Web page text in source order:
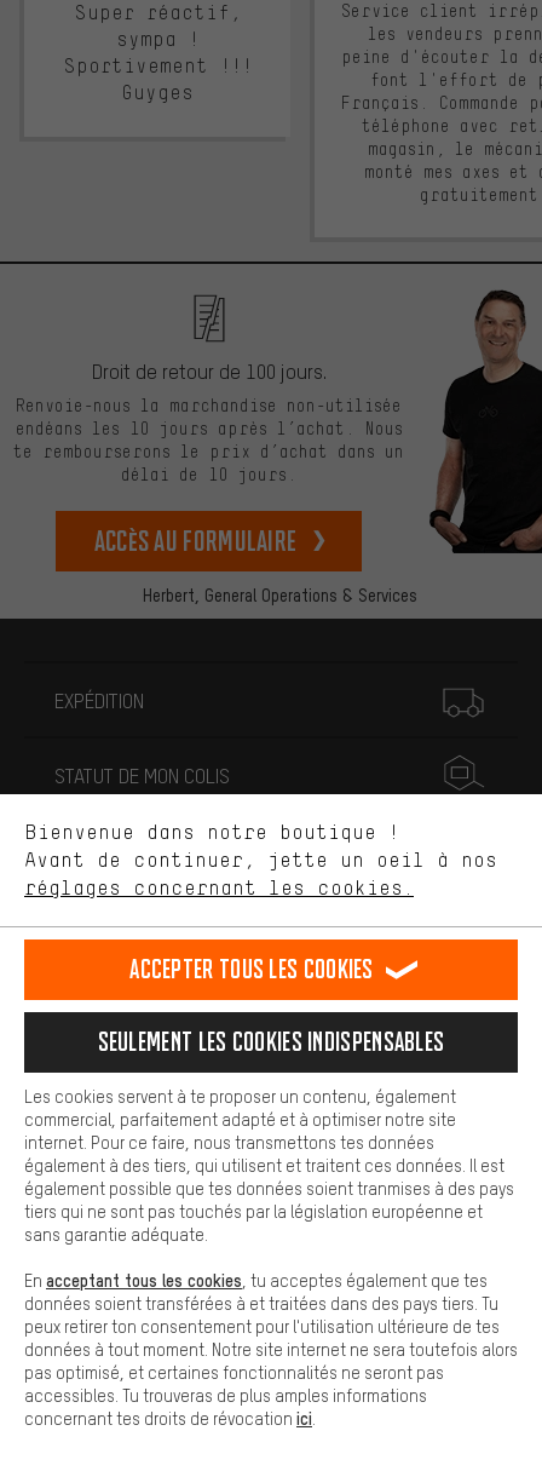
Super réactif,
sympa !
Sportivement !!!
Guyges
Service client
les vendeurs
peine d'écouter la
font l'effort de
Français. Commande
téléphone avec
magasin, le
monté mes axes et
Herbert, General Operations & Services
Droit de retour de 100 jours.
Renvoie-nous la marchandise non-utilisée
endéans les 10 jours après l’achat. Nous
te rembourserons le prix d’achat dans un
délai de 10 jours.
Accès au formulaire
EXPÉDITION
STATUT DE MON COLIS
RÉVOCATION
SERVICE
FAQ
GUIDE DES TAILLES
BOÎTE À IDÉES
COMMUNAUTÉ D'AIX-LA-CHAPELLE
NOTRE ÉQUIPE
#DEINBIKEBRAUCHTDAS
Bienvenue dans notre boutique !
Avant de continuer, jette un oeil à nos
réglages concernant les cookies.
Des offres plus adaptées
intérêts et à te présenter des offres et des conseils sur mesure.
Ce que tu cherches sur notre boutique et ce dont tu as besoin :
ça nous intéresse. Avec les cookies 'performance', tu peux nous
nous proposons grâce à ton comportement d'achat.
Plus de confort
est plus confortable. Avec les cookies de confort, nous
Nous pouvons ainsi mettre à ta disposition d'autres contenus et
informations utiles. De plus, tu as la possibilité d'utiliser des
facilement les bons produits. Par exemple, nous proposons une
facilement aux questions.
Cookies de base
Les cookies de base garantissent que tu puisses utiliser les
fonctions de notre site web.
Accepter tous les cookies
Seulement les cookies indispensables
Les cookies servent à te proposer un contenu, également
commercial, parfaitement adapté et à optimiser notre site
internet. Pour ce faire, nous transmettons tes données
également à des tiers, qui utilisent et traitent ces données. Il est
également possible que tes données soient tranmises à des pays
tiers qui ne sont pas touchés par la législation européenne et
sans garantie adéquate.
En acceptant tous les cookies , tu acceptes également que tes
données soient transférées à et traitées dans des pays tiers. Tu
peux retirer ton consentement pour l'utilisation ultérieure de tes
données à tout moment. Notre site internet ne sera toutefois alors
pas optimisé, et certaines fonctionnalités ne seront pas
accessibles. Tu trouveras de plus amples informations
concernant tes droits de révocation ici